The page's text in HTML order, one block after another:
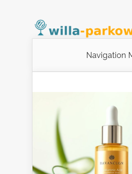
Navigation